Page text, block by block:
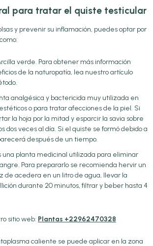
para tratar el quiste testicular
y prevenir su inflamación, puedes optar por
verde. Para obtener más información
de la naturopatía, lea nuestro artículo
analgésica y bactericida muy utilizada en
o para tratar afecciones de la piel. Si
la hoja por la mitad y esparcir la savia sobre
dos veces al día. Si el quiste se formó debido a
después de un tiempo.
una planta medicinal utilizada para eliminar
Para prepararlo se recomienda hervir un
de acedera en un litro de agua, llevar la
durante 20 minutos, filtrar y beber hasta 4
sitio web: Plantas +22962470328
caliente se puede aplicar en la zona